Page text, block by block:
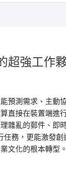
超強工作
預測需求、主動
直接在裝置端進
雜亂的郵件、即
務，更能激發
文化的根本轉型。